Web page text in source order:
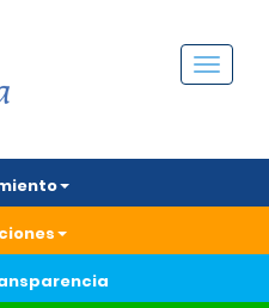
Menú